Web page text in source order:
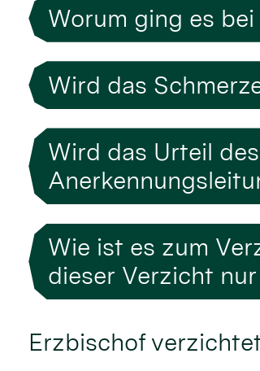
Worum ging es
Wird das
Wird das Urteil
Wie ist es zum
dieser Verzicht
Erzbischof